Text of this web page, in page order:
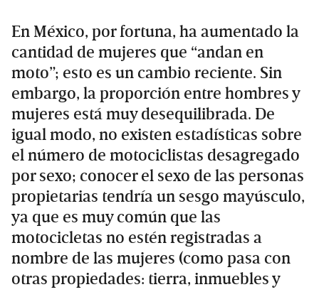
En México, por fortuna, ha aumentado la
cantidad de mujeres que “andan en
moto”; esto es un cambio reciente. Sin
embargo, la proporción entre hombres y
mujeres está muy desequilibrada. De
igual modo, no existen estadísticas sobre
el número de motociclistas desagregado
por sexo; conocer el sexo de las personas
propietarias tendría un sesgo mayúsculo,
ya que es muy común que las
motocicletas no estén registradas a
nombre de las mujeres (como pasa con
otras propiedades: tierra, inmuebles y